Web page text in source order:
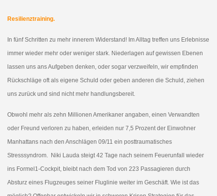
Resilienztraining.
In fünf Schritten zu mehr innerem Widerstand! Im Alltag treffen uns Erlebnisse
immer wieder mehr oder weniger stark. Niederlagen auf gewissen Ebenen
lassen uns ans Aufgeben denken, oder sogar verzweifeln, wir empfinden
Rückschläge oft als eigene Schuld oder geben anderen die Schuld, ziehen
uns zurück und sind nicht mehr handlungsbereit.
Obwohl mehr als zehn Millionen Amerikaner angaben, einen Verwandten
oder Freund verloren zu haben, erleiden nur 7,5 Prozent der Einwohner
Manhattans nach den Anschlägen 09/11 ein posttraumatisches
Stresssyndrom. Niki Lauda steigt 42 Tage nach seinem Feuerunfall wieder
ins Formel1-Cockpit, bleibt nach dem Tod von 223 Passagieren durch
Absturz eines Flugzeuges seiner Fluglinie weiter im Geschäft. Wie ist das